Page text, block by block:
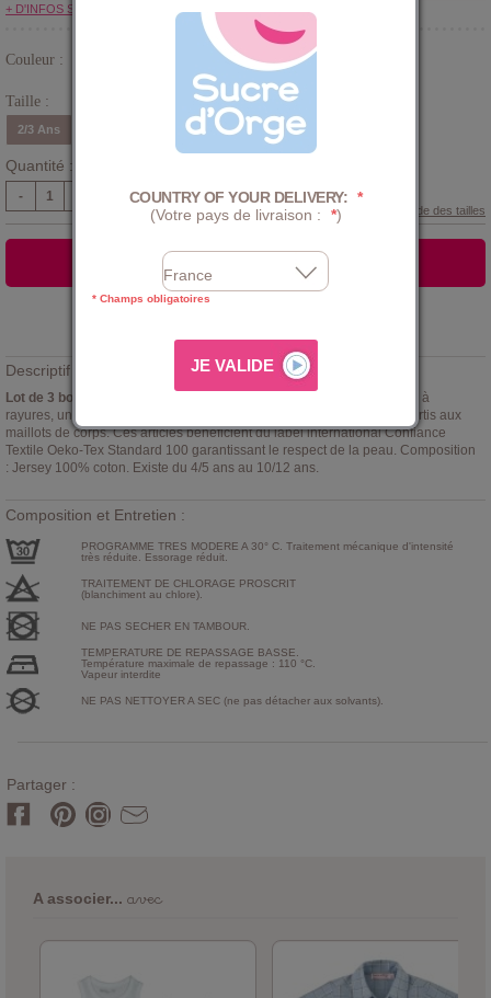
+ D'INFOS SUR LE CLUB
Couleur :
Taille :
2/3 Ans 6/8 Ans 10/12 Ans
Quantité :
-
Guide des tailles
AJOUTER AU PANIER
Descriptif :
Lot de 3 boxers Enys Sucre d'orge
- coloris assortis turquoise, blanc à
rayures, uni gris avec message au dos. Ces boxers peuvent être assortis aux
maillots de corps. Ces articles bénéficient du label international Confiance
Textile Oeko-Tex Standard 100 garantissant le respect de la peau. Composition
: Jersey 100% coton. Existe du 4/5 ans au 10/12 ans.
Composition et Entretien :
PROGRAMME TRES MODERE A 30° C. Traitement mécanique d'intensité
très réduite. Essorage réduit.
TRAITEMENT DE CHLORAGE PROSCRIT
(blanchiment au chlore).
NE PAS SECHER EN TAMBOUR.
TEMPERATURE DE REPASSAGE BASSE.
Température maximale de repassage : 110 °C.
Vapeur interdite
NE PAS NETTOYER A SEC (ne pas détacher aux solvants).
Partager :
A associer...
COUNTRY OF YOUR DELIVERY: *
(Votre pays de livraison :
*)
* Champs obligatoires